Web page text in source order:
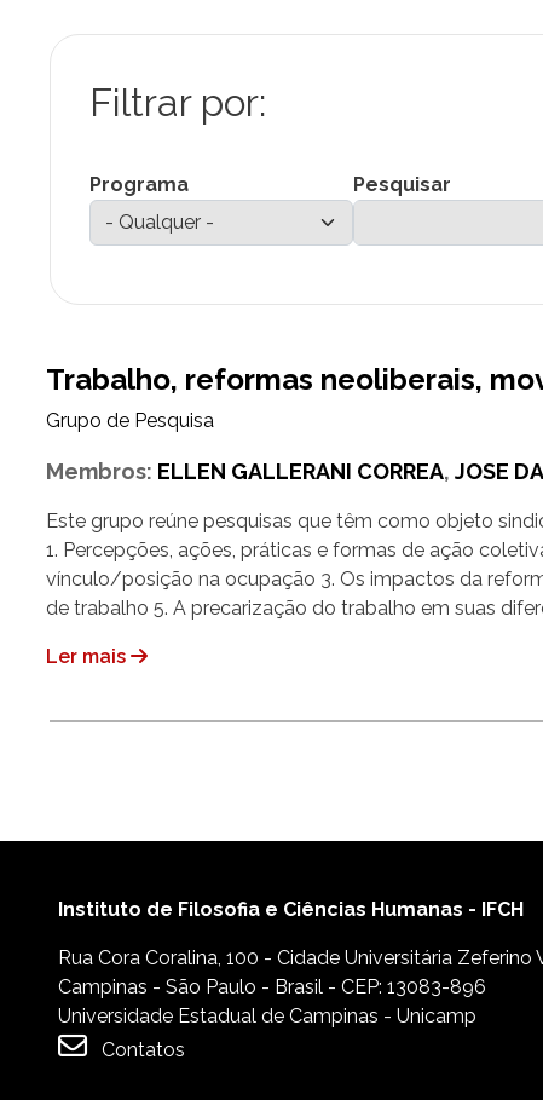
Programa
Pesquisar
Trabalho, reformas neoliberais,
Grupo de Pesquisa
Membros: ELLEN GALLERANI CORREA, JOSE
Este grupo reúne pesquisas que têm como objeto
1. Percepções, ações, práticas e formas de ação
vínculo/posição na ocupação 3. Os impactos da
de trabalho 5. A precarização do trabalho em suas
Ler mais
Instituto de Filosofia e Ciências Humanas - IFCH
Rua Cora Coralina, 100 - Cidade Universitária Zeferino
Campinas - São Paulo - Brasil - CEP: 13083-896
Universidade Estadual de Campinas - Unicamp
Contatos